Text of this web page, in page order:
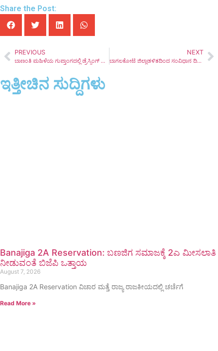
Share the Post:
PREVIOUS
ಬಾಣಂತಿ ಮಹಿಳೆಯ ಗುಪ್ತಾಂಗದಲ್ಲಿ ಡ್ರೆಸ್ಸಿಂಗ್ ಬಟ್ಟೆ, ಪ್ರಾಣಾಪಾಯದಿಂದ ಪಾರು
NEXT
ಬಾಗಲಕೋಟೆ ಜಿಲ್ಲಾಡಳಿತದಿಂದ ಸಂವಿಧಾನ ದಿನಾಚರಣೆ ಮತ್ತು ಪ್ರತಿಜ್ಞಾ ವಿಧಿ ಸ್ವೀಕಾರ
ಇತ್ತೀಚಿನ ಸುದ್ದಿಗಳು
Banajiga 2A Reservation: ಬಣಜಿಗ ಸಮಾಜಕ್ಕೆ 2ಎ ಮೀಸಲಾತಿ
ನೀಡುವಂತೆ ಬಿಜೆಪಿ ಒತ್ತಾಯ
August 7, 2026
Banajiga 2A Reservation ವಿಚಾರ ಮತ್ತೆ ರಾಜ್ಯ ರಾಜಕೀಯದಲ್ಲಿ ಚರ್ಚೆಗೆ
Read More »